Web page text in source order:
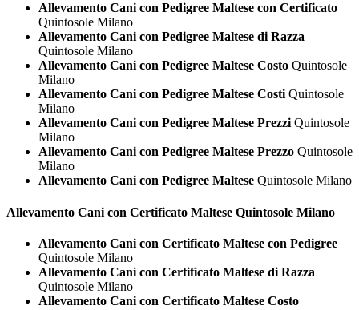
Allevamento Cani con Pedigree Maltese con Certificato
Quintosole Milano
Allevamento Cani con Pedigree Maltese di Razza
Quintosole Milano
Allevamento Cani con Pedigree Maltese Costo Quintosole
Milano
Allevamento Cani con Pedigree Maltese Costi Quintosole
Milano
Allevamento Cani con Pedigree Maltese Prezzi Quintosole
Milano
Allevamento Cani con Pedigree Maltese Prezzo Quintosole
Milano
Allevamento Cani con Pedigree Maltese Quintosole Milano
Allevamento Cani con Certificato Maltese Quintosole Milano
Allevamento Cani con Certificato Maltese con Pedigree
Quintosole Milano
Allevamento Cani con Certificato Maltese di Razza
Quintosole Milano
Allevamento Cani con Certificato Maltese Costo